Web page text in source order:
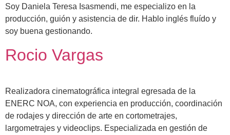
Soy Daniela Teresa Isasmendi, me especializo en la
producción, guión y asistencia de dir. Hablo inglés fluído y
soy buena gestionando.
Rocio Vargas
Realizadora cinematográfica integral egresada de la
ENERC NOA, con experiencia en producción, coordinación
de rodajes y dirección de arte en cortometrajes,
largometrajes y videoclips. Especializada en gestión de